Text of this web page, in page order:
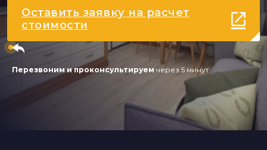
Оставить заявку на расчет
стоимости
Перезвоним и проконсультируем через 5 минут